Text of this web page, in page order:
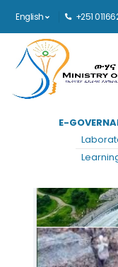
English +251
Main
E-